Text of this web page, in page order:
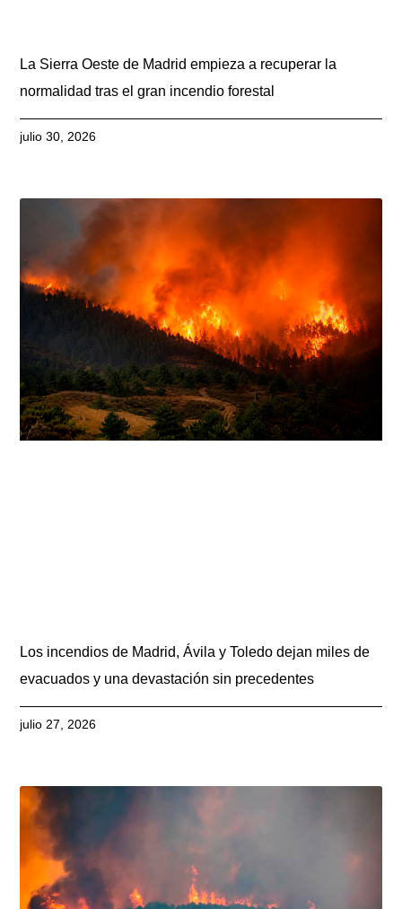
La Sierra Oeste de Madrid empieza a recuperar la
normalidad tras el gran incendio forestal
julio 30, 2026
Los incendios de Madrid, Ávila y Toledo dejan miles de
evacuados y una devastación sin precedentes
julio 27, 2026